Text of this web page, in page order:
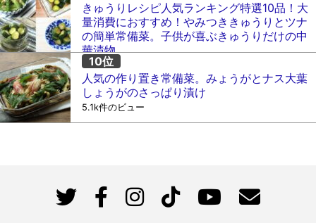
きゅうりレシピ人気ランキング特選10品！大
量消費におすすめ！やみつききゅうりとツナ
の簡単常備菜。子供が喜ぶきゅうりだけの中
華漬物。
5.2k件のビュー
人気の作り置き常備菜。みょうがとナス大葉
しょうがのさっぱり漬け
5.1k件のビュー